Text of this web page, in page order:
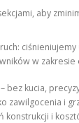
aby
ciśnieniujemy
w zakresie
bez kucia,
zawilgocenia i
konstrukcji i